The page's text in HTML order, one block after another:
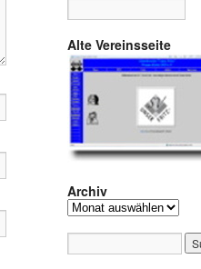
Alte Vereinsseite
Archiv
Archiv